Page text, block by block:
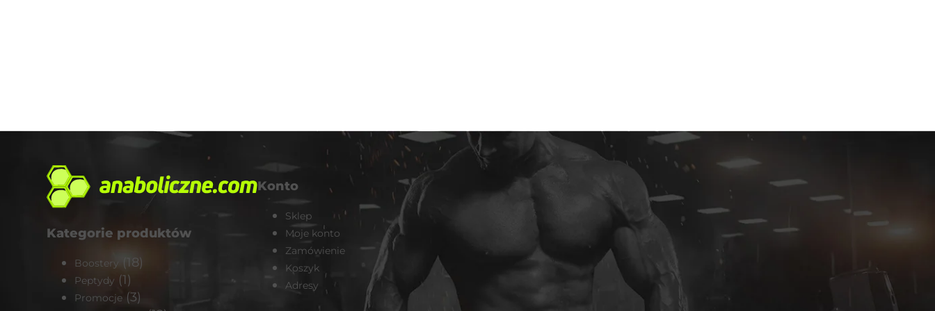
Kategorie produktów
Boostery (18)
Peptydy (1)
Promocje (3)
Konto
Sklep
Moje konto
Zamówienie
Koszyk
Adresy